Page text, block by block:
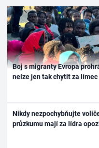
Boj s migranty Evropa
nelze jen tak chytit za límec
Nikdy nezpochybňujte
průzkumu mají za lídra